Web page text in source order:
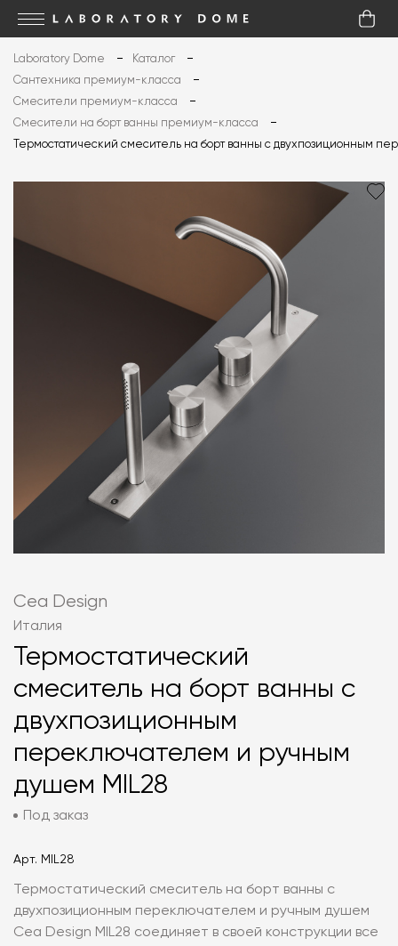
Laboratory Dome
Каталог
Сантехника премиум-класса
Смесители премиум-класса
Смесители на борт ванны премиум-класса
Термостатический смеситель на борт ванны с двухпозиционным
Cea Design
Италия
Термостатический
смеситель на борт ванны с
двухпозиционным
переключателем и ручным
душем MIL28
Под заказ
Арт. MIL28
Термостатический смеситель на борт ванны с
двухпозиционным переключателем и ручным душем
Cea Design MIL28 соединяет в своей конструкции все